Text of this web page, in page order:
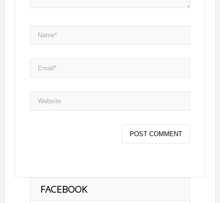
FACEBOOK